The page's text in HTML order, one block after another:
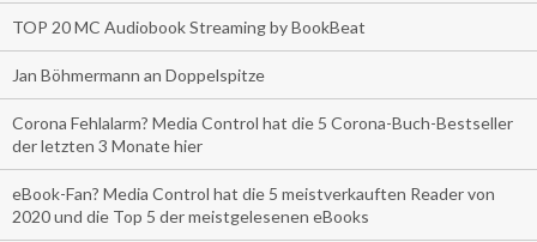
TOP 20 MC Audiobook Streaming by BookBeat
Jan Böhmermann an Doppelspitze
Corona Fehlalarm? Media Control hat die 5 Corona-Buch-Bestseller
der letzten 3 Monate hier
eBook-Fan? Media Control hat die 5 meistverkauften Reader von
2020 und die Top 5 der meistgelesenen eBooks